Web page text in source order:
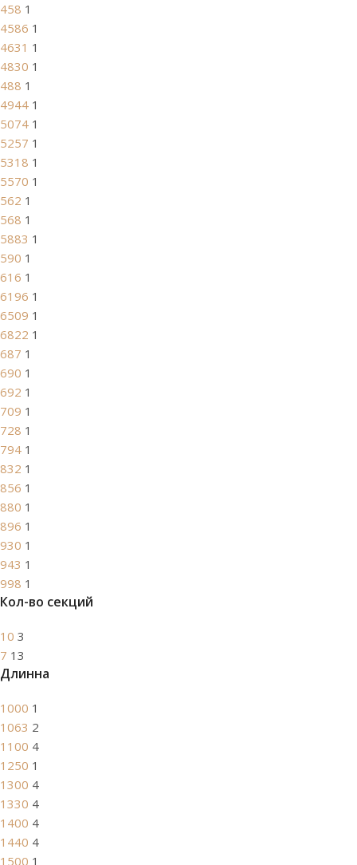
458 1
4586 1
4631 1
4830 1
488 1
4944 1
5074 1
5257 1
5318 1
5570 1
562 1
568 1
5883 1
590 1
616 1
6196 1
6509 1
6822 1
687 1
690 1
692 1
709 1
728 1
794 1
832 1
856 1
880 1
896 1
930 1
943 1
998 1
Кол-во секций
10 3
7 13
Длинна
1000 1
1063 2
1100 4
1250 1
1300 4
1330 4
1400 4
1440 4
1500 1